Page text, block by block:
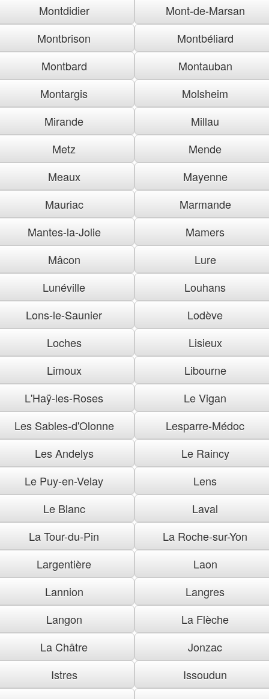
Montdidier
Mont-de-Marsan
Montbrison
Montbéliard
Montbard
Montauban
Montargis
Molsheim
Mirande
Millau
Metz
Mende
Meaux
Mayenne
Mauriac
Marmande
Mantes-la-Jolie
Mamers
Mâcon
Lure
Lunéville
Louhans
Lons-le-Saunier
Lodève
Loches
Lisieux
Limoux
Libourne
L'Haÿ-les-Roses
Le Vigan
Les Sables-d'Olonne
Lesparre-Médoc
Les Andelys
Le Raincy
Le Puy-en-Velay
Lens
Le Blanc
Laval
La Tour-du-Pin
La Roche-sur-Yon
Largentière
Laon
Lannion
Langres
Langon
La Flèche
La Châtre
Jonzac
Istres
Issoudun